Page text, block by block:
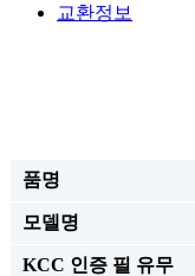
교환정보
품명
모델명
KCC 인증 필 유무